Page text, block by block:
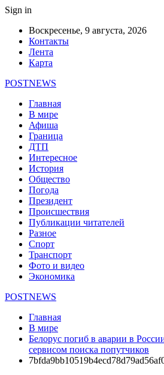
Sign in
Воскресенье, 9 августа, 2026
Контакты
Лента
Карта
POSTNEWS
Главная
В мире
Афиша
Граница
ДТП
Интересное
История
Общество
Погода
Президент
Происшествия
Публикации читателей
Разное
Спорт
Транспорт
Фото и видео
Экономика
POSTNEWS
Главная
В мире
Белорус погиб в аварии в
сервисом поиска попутчиков